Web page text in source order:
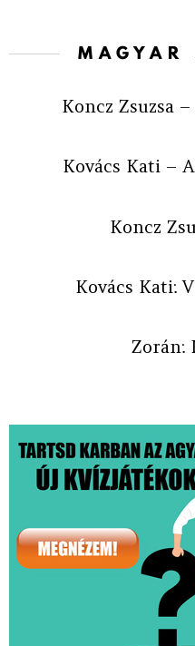
MAGYAR
Koncz Zsuzsa
Kovács Kati –
Koncz
Kovács Kati:
Zorán: